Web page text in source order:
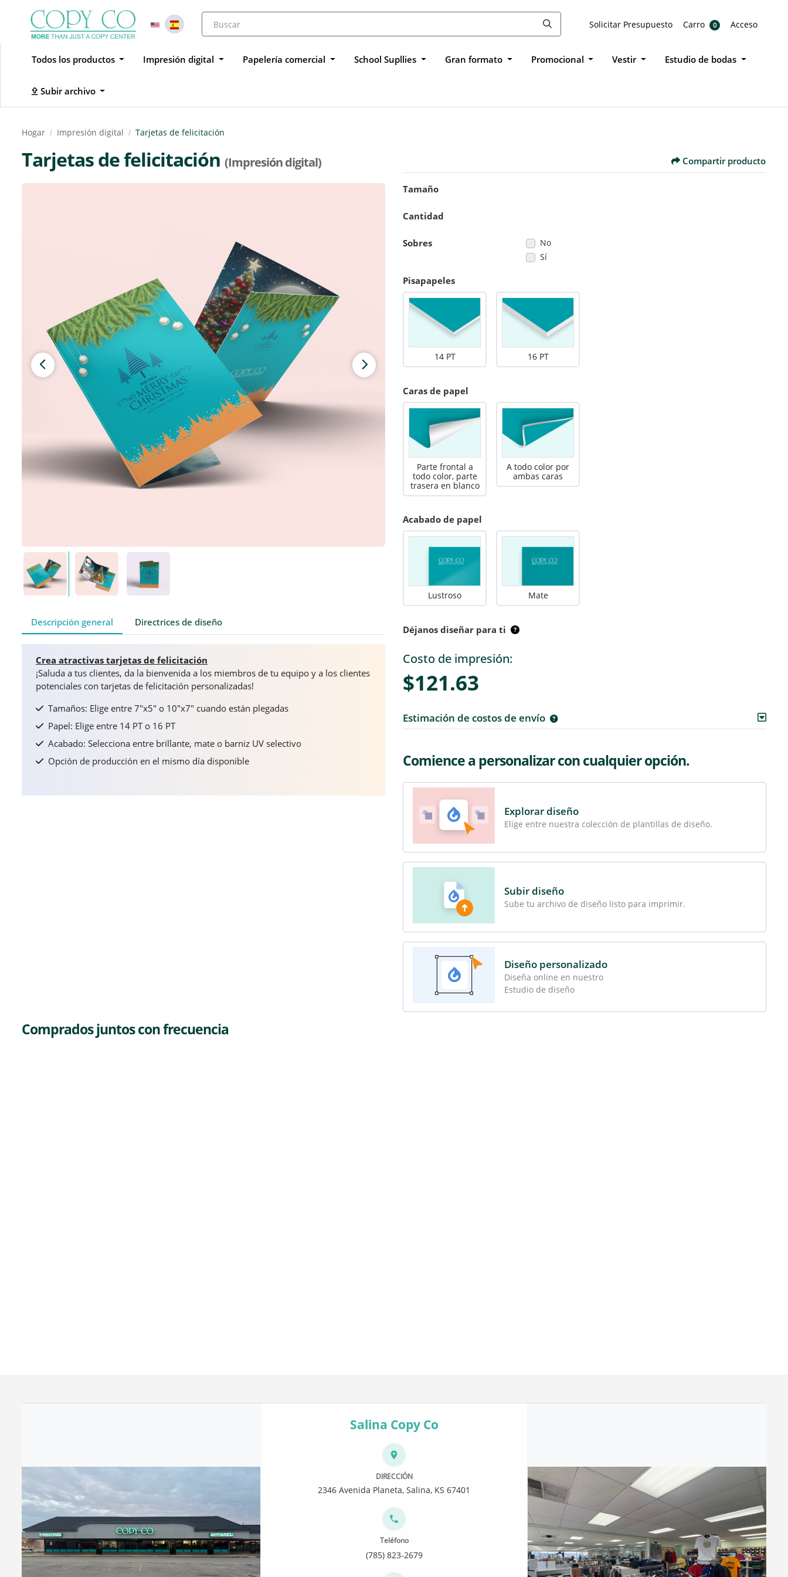
Solicitar Presupuesto
Solicitar Presupuesto Carro
Carro 0 Acceso
Acceso
Todos los productos Impresión digital Papelería comercial School Supllies Gran formato Promocional Vestir Estudio de bodas
Subir archivo
Subir archivo
Hogar Impresión digital Tarjetas de felicitación
Tarjetas de felicitación (Impresión digital)
Descripción general Directrices de diseño
Crea atractivas tarjetas de felicitación
¡Saluda a tus clientes, da la bienvenida a los miembros de tu equipo y a los clientes
potenciales con tarjetas de felicitación personalizadas!
Tamaños: Elige entre 7"x5" o 10"x7" cuando están plegadas
Papel: Elige entre 14 PT o 16 PT
Acabado: Selecciona entre brillante, mate o barniz UV selectivo
Opción de producción en el mismo día disponible
Compartir producto
Tamaño
Cantidad
Sobres
No
Sí
Pisapapeles
14 PT 16 PT
Caras de papel
Parte frontal a
todo color, parte
trasera en blanco
A todo color por
ambas caras
Acabado de papel
Lustroso Mate
Déjanos diseñar para ti
Costo de impresión:
$121.63
Estimación de costos de envío
Comience a personalizar con cualquier opción.
Explorar diseño
Elige entre nuestra colección de plantillas de diseño.
Subir diseño
Sube tu archivo de diseño listo para imprimir.
Diseño personalizado
Diseña online en nuestro
Estudio de diseño
Comprados juntos con frecuencia
Salina Copy Co
DIRECCIÓN
2346 Avenida Planeta, Salina, KS 67401
Teléfono
(785) 823-2679